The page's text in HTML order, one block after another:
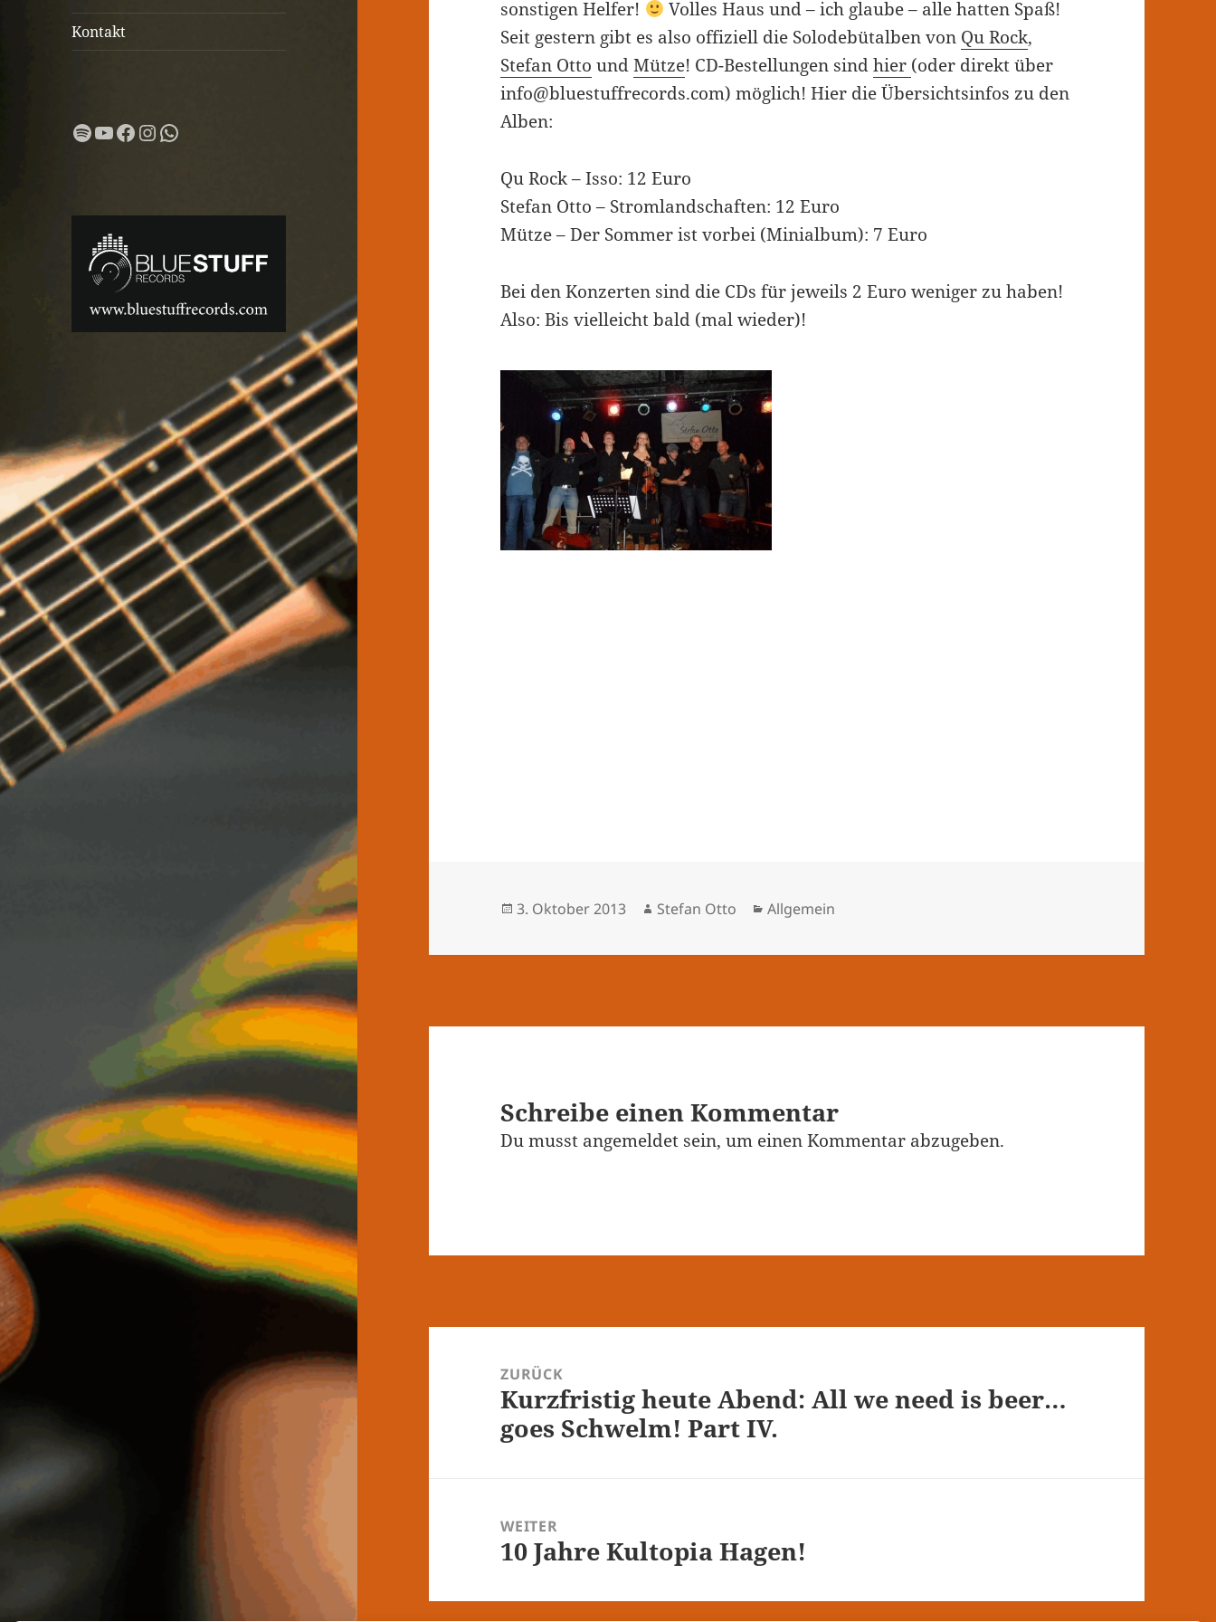
Kontakt
Spotify
YouTube
Facebook
Instagram
WhatsApp
sonstigen Helfer!
Volles Haus und – ich glaube – alle hatten Spaß!
Seit gestern gibt es also offiziell die Solodebütalben von Qu Rock,
Stefan Otto undMütze! CD-Bestellungen sindhier (oder direkt über
info@bluestuffrecords.com) möglich! Hier die Übersichtsinfos zu den
Alben:
Qu Rock – Isso: 12 Euro
Stefan Otto – Stromlandschaften: 12 Euro
Mütze – Der Sommer ist vorbei (Minialbum): 7 Euro
Bei den Konzerten sind die CDs für jeweils 2 Euro weniger zu haben!
Also: Bis vielleicht bald (mal wieder)!
Veröffentlicht
3. Oktober 2013 Autor
Stefan Otto Kategorien
Allgemein
Schreibe einen Kommentar
Du musst angemeldet sein, um einen Kommentar abzugeben.
ZURÜCK
Vorheriger
Beitrag:
Kurzfristig heute Abend: All we need is beer…
goes Schwelm! Part IV.
WEITER
Nächster
10 Jahre Kultopia Hagen!